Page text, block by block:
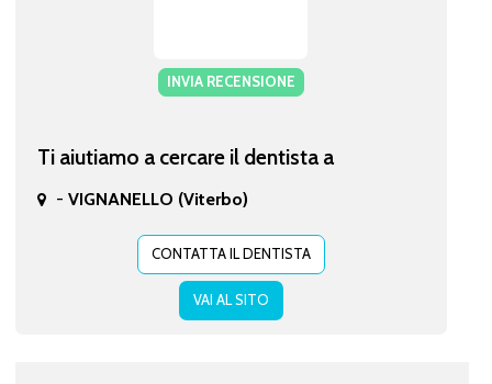
INVIA RECENSIONE
Ti aiutiamo a cercare il dentista a
- VIGNANELLO (Viterbo)
CONTATTA IL DENTISTA
VAI AL SITO